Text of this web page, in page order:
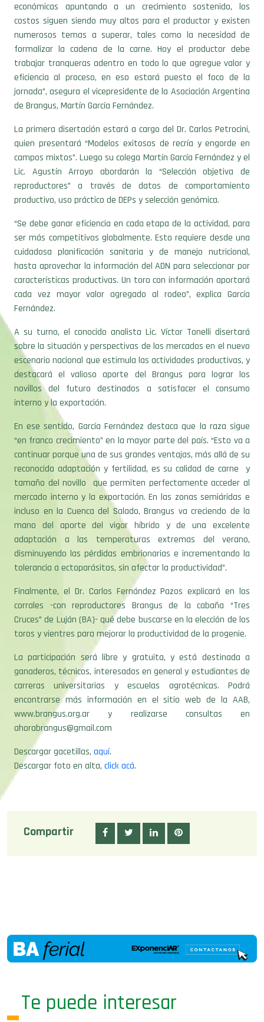
económicas apuntando a un crecimiento sostenido, los
costos siguen siendo muy altos para el productor y existen
numerosos temas a superar, tales como la necesidad de
formalizar la cadena de la carne. Hoy el productor debe
trabajar tranqueras adentro en todo lo que agregue valor y
eficiencia al proceso, en eso estará puesto el foco de la
jornada”, asegura el vicepresidente de la Asociación Argentina
de Brangus, Martín García Fernández.
La primera disertación estará a cargo del Dr. Carlos Petrocini,
quien presentará “Modelos exitosos de recría y engorde en
campos mixtos”. Luego su colega Martín García Fernández y el
Lic. Agustín Arroyo abordarán la “Selección objetiva de
reproductores” a través de datos de comportamiento
productivo, uso práctico de DEPs y selección genómica.
“Se debe ganar eficiencia en cada etapa de la actividad, para
ser más competitivos globalmente. Esto requiere desde una
cuidadosa planificación sanitaria y de manejo nutricional,
hasta aprovechar la información del ADN para seleccionar por
características productivas. Un toro con información aportará
cada vez mayor valor agregado al rodeo”, explica García
Fernández.
A su turno, el conocido analista Lic. Víctor Tonelli disertará
sobre la situación y perspectivas de los mercados en el nuevo
escenario nacional que estimula las actividades productivas, y
destacará el valioso aporte del Brangus para lograr los
novillos del futuro destinados a satisfacer el consumo
interno y la exportación.
En ese sentido, García Fernández destaca que la raza sigue
“en franco crecimiento” en la mayor parte del país. “Esto va a
continuar porque una de sus grandes ventajas, más allá de su
reconocida adaptación y fertilidad, es su calidad de carne y
tamaño del novillo que permiten perfectamente acceder al
mercado interno y la exportación. En las zonas semiáridas e
incluso en la Cuenca del Salado, Brangus va creciendo de la
mano del aporte del vigor híbrido y de una excelente
adaptación a las temperaturas extremas del verano,
disminuyendo las pérdidas embrionarias e incrementando la
tolerancia a ectoparásitos, sin afectar la productividad”.
Finalmente, el Dr. Carlos Fernández Pazos explicará en los
corrales -con reproductores Brangus de la cabaña “Tres
Cruces” de Luján (BA)- qué debe buscarse en la elección de los
toros y vientres para mejorar la productividad de la progenie.
La participación será libre y gratuita, y está destinada a
ganaderos, técnicos, interesados en general y estudiantes de
carreras universitarias y escuelas agrotécnicas. Podrá
encontrarse más información en el sitio web de la AAB,
www.brangus.org.ar y realizarse consultas en
ahorabrangus@gmail.com
Descargar gacetillas, aquí.
Descargar foto en alta, click acá.
Compartir
Te puede interesar